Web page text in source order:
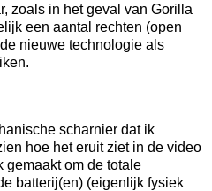
zoals in het geval van Gorilla
een aantal rechten (open
nieuwe technologie als
scharnier dat ik
hoe het eruit ziet in de video
gemaakt om de totale
batterij(en) (eigenlijk fysiek